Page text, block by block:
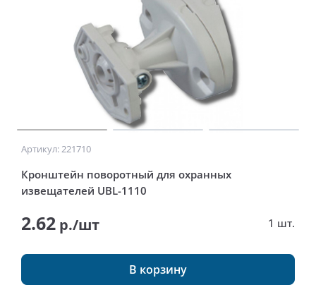
Артикул: 221710
Кронштейн поворотный для охранных
извещателей UBL-1110
2.62 р./шт 1 шт.
В корзину